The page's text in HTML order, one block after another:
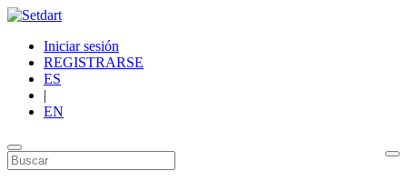
Iniciar sesión
REGISTRARSE
ES
|
EN